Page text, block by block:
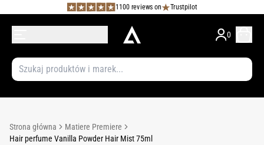
1100 reviews on Trustpilot
0
Strona główna
Matiere Premiere
Hair perfume Vanilla Powder Hair Mist 75ml